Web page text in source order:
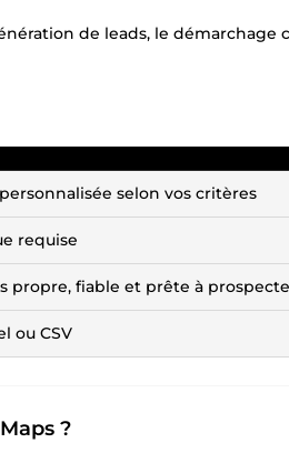
de leads, le
selon vos critères
requise
propre, fiable et prête à
ou CSV
?